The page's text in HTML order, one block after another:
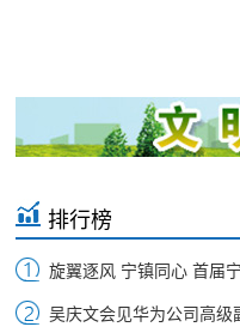
排行榜
旋翼逐风 宁镇同心 首届
吴庆文会见华为公司高级